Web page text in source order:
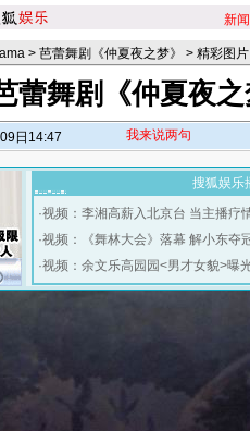
新闻
> 芭蕾舞剧《仲夏夜之梦》 > 精彩图片
蕾舞剧《仲夏夜
日14:47 我来说两句
搜狐娱乐
·视频：李湘高薪入北京台 当主播疗
·视频：《舞林大会》落幕 解小东夺
·视频：余文乐高园园<男才女貌>曝